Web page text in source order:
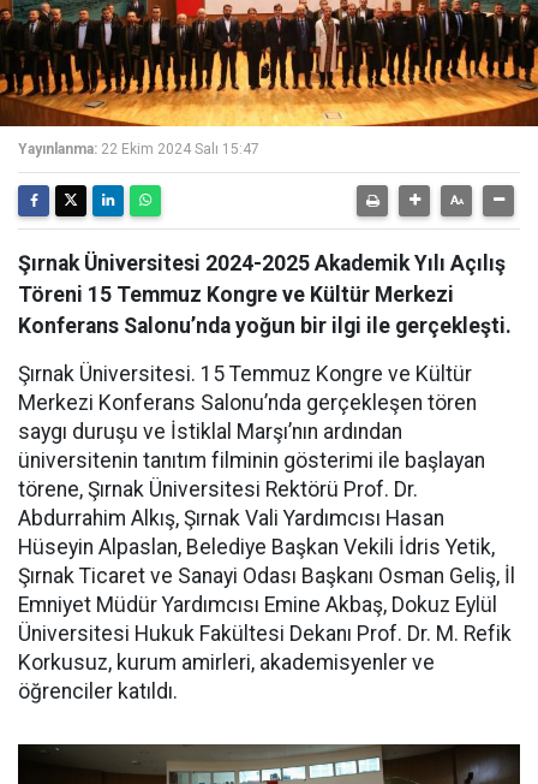
Yayınlanma: 22 Ekim 2024 Salı 15:47
Şırnak Üniversitesi 2024-2025 Akademik Yılı Açılış
Töreni 15 Temmuz Kongre ve Kültür Merkezi
Konferans Salonu’nda yoğun bir ilgi ile gerçekleşti.
Şırnak Üniversitesi. 15 Temmuz Kongre ve Kültür
Merkezi Konferans Salonu’nda gerçekleşen tören
saygı duruşu ve İstiklal Marşı’nın ardından
üniversitenin tanıtım filminin gösterimi ile başlayan
törene, Şırnak Üniversitesi Rektörü Prof. Dr.
Abdurrahim Alkış, Şırnak Vali Yardımcısı Hasan
Hüseyin Alpaslan, Belediye Başkan Vekili İdris Yetik,
Şırnak Ticaret ve Sanayi Odası Başkanı Osman Geliş, İl
Emniyet Müdür Yardımcısı Emine Akbaş, Dokuz Eylül
Üniversitesi Hukuk Fakültesi Dekanı Prof. Dr. M. Refik
Korkusuz, kurum amirleri, akademisyenler ve
öğrenciler katıldı.